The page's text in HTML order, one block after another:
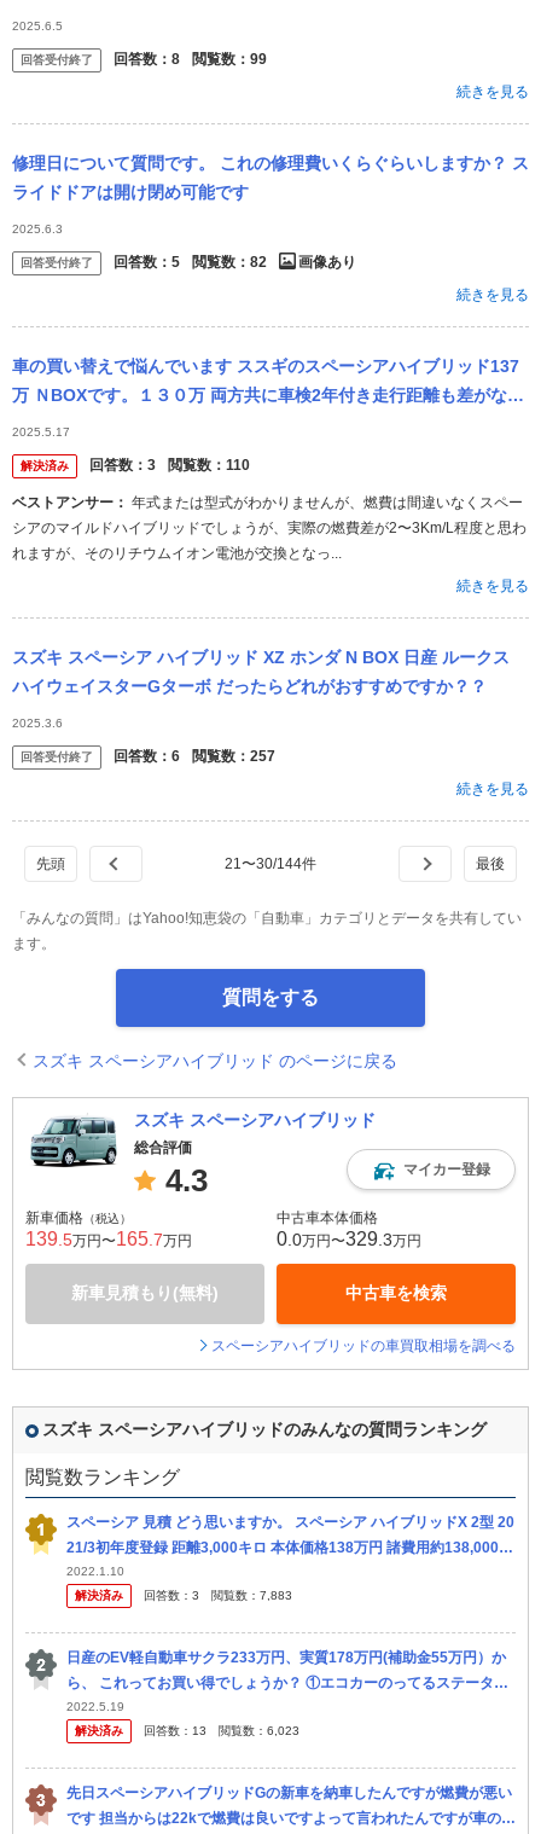
普通道路を毎日走るだけ、エアコンは使う機会は多いけど〜❓️スピ...
2025.6.5
回答受付終了 回答数： 8 閲覧数： 99
続きを見る
修理日について質問です。 これの修理費いくらぐらいしますか？ ス
ライドドアは開け閉め可能です
2025.6.3
回答受付終了 回答数： 5 閲覧数： 82
画像あり
続きを見る
車の買い替えで悩んでいます ススギのスペーシアハイブリッド137
万 ＮBOXです。１３０万 両方共に車検2年付き走行距離も差がなく
障害物センサー、ナビ、バックモニター付きです ＮBOXはド...
2025.5.17
解決済み 回答数： 3 閲覧数： 110
ベストアンサー：
シアのマイルドハイブリッドでしょうが、実際の燃費差が2〜3Km/L程度と思わ
れますが、そのリチウムイオン電池が交換となっ...
続きを見る
スズキ スペーシア ハイブリッド XZ ホンダ N BOX 日産 ルークス
ハイウェイスターGターボ だったらどれがおすすめですか？？
2025.3.6
回答受付終了 回答数： 6 閲覧数： 257
続きを見る
21 〜30/144件
「みんなの質問」はYahoo!知恵袋の「自動車」カテゴリとデータを共有してい
ます。
質問をする
スズキ スペーシアハイブリッド のページに戻る
スズキ スペーシアハイブリッド
総合評価
4.3 マイカー登録
新車価格 （税込）
139 .5万円〜165 .7万円
新車見積もり(無料)
中古車本体価格
0 .0万円〜329 .3万円
中古車を検索
スペーシアハイブリッドの車買取相場を調べる
スズキ スペーシアハイブリッドのみんなの質問ランキング
閲覧数ランキング
スペーシア 見積 どう思いますか。 スペーシア ハイブリッドX 2型 20
21/3初年度登録 距離3,000キロ 本体価格138万円 諸費用約138,000円
(次回車検とそれまでのメンテナンス...
2022.1.10
解決済み
回答数： 3 閲覧数： 7,883
日産のEV軽自動車サクラ233万円、実質178万円(補助金55万円）か
ら、 これってお買い得でしょうか？ ①エコカーのってるステータス
感覚が有るからお得？ まあ、エヌボックスやスペーシアハイブ...
2022.5.19
解決済み
回答数： 13 閲覧数： 6,023
先日スペーシアハイブリッドGの新車を納車したんですが燃費が悪い
です 担当からは22kで燃費は良いですよって言われたんですが車の表